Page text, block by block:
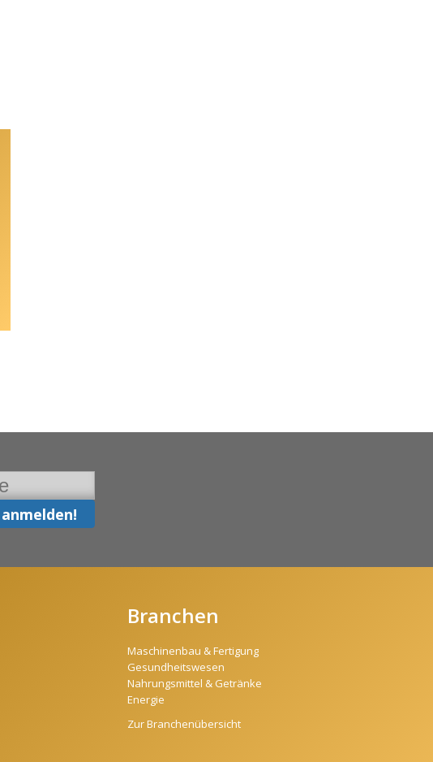
Branchen
Maschinenbau & Fertigung
Gesundheitswesen
Nahrungsmittel & Getränke
Energie
Zur Branchenübersicht